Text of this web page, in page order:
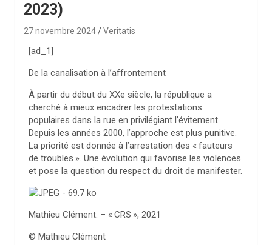
2023)
27 novembre 2024 Veritatis
[ad_1]
De la canalisation à l’affrontement
À partir du début du XXe siècle, la république a
cherché à mieux encadrer les protestations
populaires dans la rue en privilégiant l’évitement.
Depuis les années 2000, l’approche est plus punitive.
La priorité est donnée à l’arrestation des « fauteurs
de troubles ». Une évolution qui favorise les violences
et pose la question du respect du droit de manifester.
Mathieu Clément. – « CRS », 2021
© Mathieu Clément